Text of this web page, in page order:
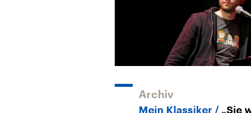
Archiv
Mein Klassiker „Sie